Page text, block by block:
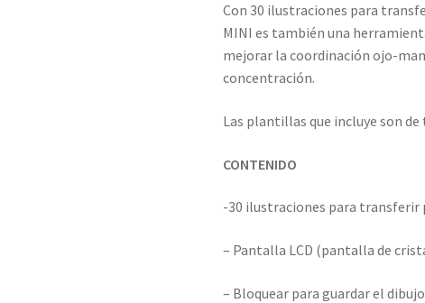
Con 30 ilustraciones para
MINI es también una
mejorar la coordinación ojo-
concentración.
Las plantillas que incluye son
CONTENIDO
-30 ilustraciones para transferir
– Pantalla LCD (pantalla de
– Bloquear para guardar el